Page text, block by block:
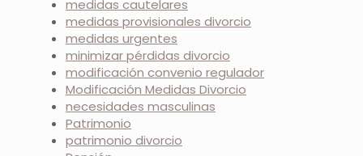
medidas cautelares
medidas provisionales divorcio
medidas urgentes
minimizar pérdidas divorcio
modificación convenio regulador
Modificación Medidas Divorcio
necesidades masculinas
Patrimonio
patrimonio divorcio